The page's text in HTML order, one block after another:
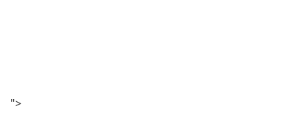
">